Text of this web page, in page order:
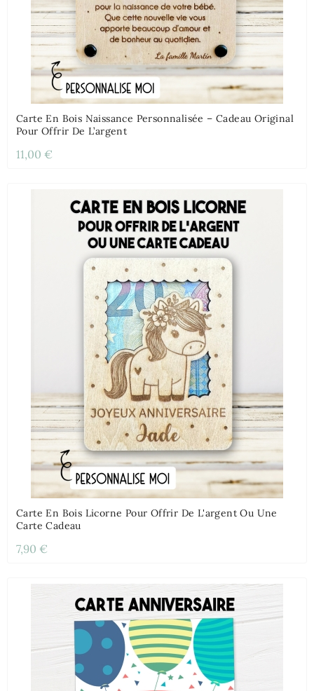
Carte En Bois Naissance Personnalisée – Cadeau Original
Pour Offrir De L’argent
11,00 €
Carte En Bois Licorne Pour Offrir De L'argent Ou Une
Carte Cadeau
7,90 €